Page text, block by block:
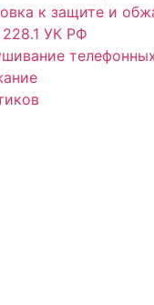
к защите и
228.1 УК РФ